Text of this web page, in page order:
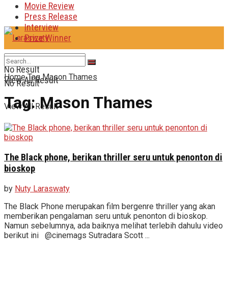
Movie Review
Press Release
Interview
Prize Winner
No Result
View All Result
No Result
View All Result
Home Tag Mason Thames
Tag:Mason Thames
The Black phone, berikan thriller seru untuk penonton di
bioskop
by Nuty Laraswaty
The Black Phone merupakan film bergenre thriller yang akan
memberikan pengalaman seru untuk penonton di bioskop.
Namun sebelumnya, ada baiknya melihat terlebih dahulu video
berikut ini @cinemags Sutradara Scott ...